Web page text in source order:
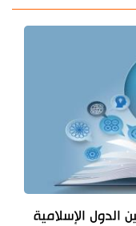
الدول الإسلامية